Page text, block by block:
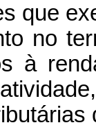
que
no
à